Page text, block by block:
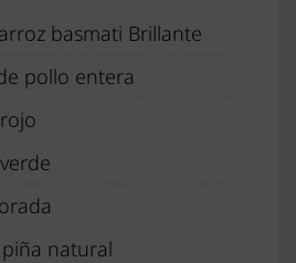
basmati Brillante
pollo entera
natural